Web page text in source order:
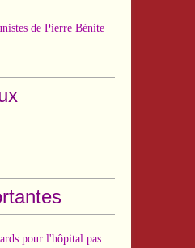
de Pierre Bénite
pour l'hôpital pas